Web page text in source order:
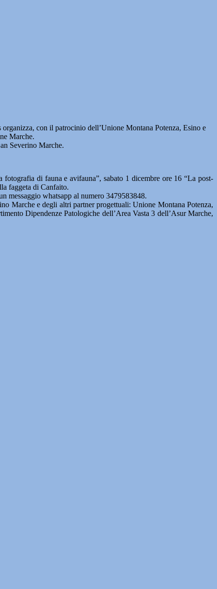
con il patrocinio dell’Unione Montana Potenza, Esino e
Marche.
Severino Marche.
di fauna e avifauna”, sabato 1 dicembre ore 16 “La post-
faggeta di Canfaito.
messaggio whatsapp al numero 3479583848.
Marche e degli altri partner progettuali: Unione Montana Potenza,
Dipendenze Patologiche dell’Area Vasta 3 dell’Asur Marche,